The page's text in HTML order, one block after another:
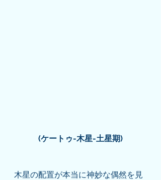
(ケートゥ-木星-土星期)
木星の配置が本当に神妙な偶然を見